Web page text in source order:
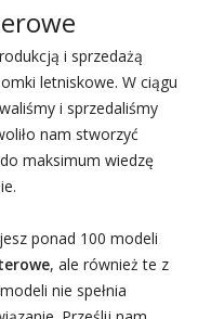
i sprzedażą
letniskowe. W ciągu
i sprzedaliśmy
nam stworzyć
maksimum wiedzę
ponad 100 modeli
, ale również te z
nie spełnia